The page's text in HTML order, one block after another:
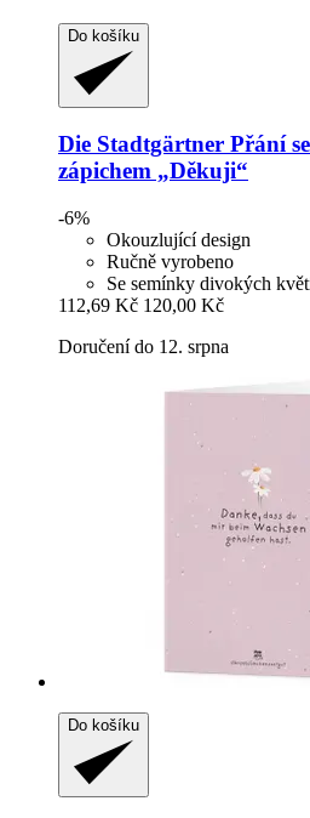
Do košíku
Die Stadtgärtner Přání
zápichem „Děkuji“
-6%
Okouzlující design
Ručně vyrobeno
Se semínky divokých
112,69 Kč 120,00 Kč
Doručení do 12. srpna
Do košíku